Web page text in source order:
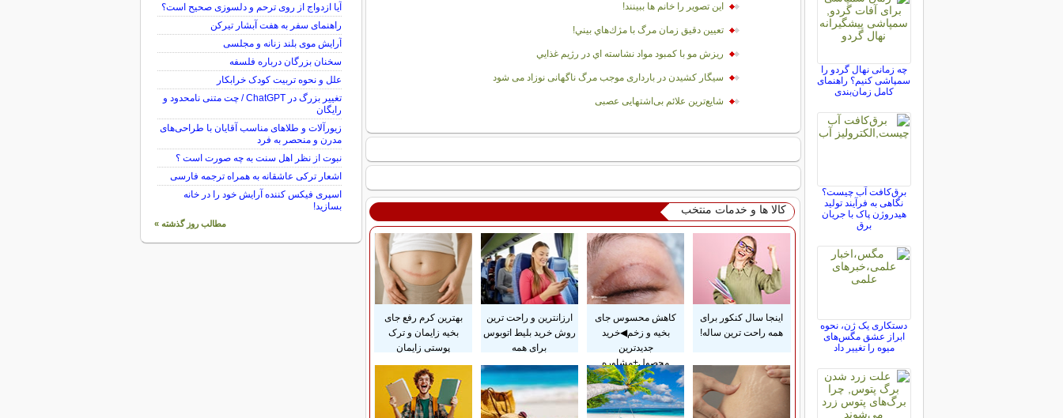
این تصویر را خانم ها ببینند!
تعيين دقيق زمان مرگ با مژك‌هاي بيني!
ريزش مو با کمبود مواد نشاسته اي در رژيم غذايي
سیگار کشیدن در بارداری موجب مرگ ناگهانی نوزاد می شود
شایع‌ترین علائم بی‌اشتهایی عصبی
کالا ها و خدمات منتخب
اینجا سال کنکور برای
همه راحت ترین ساله!
کاهش محسوس جای
بخیه و زخم◀خرید
جدیدترین
محصول+مشاوره
ارزانترین و راحت ترین
روش خرید بلیط اتوبوس
برای همه
بهترین کرم رفع جای
بخیه زایمان و ترک
پوستی زایمان
چه زمانی نهال گردو را
سمپاشی کنیم؟ راهنمای
کامل زمان‌بندی
برق‌کافت آب چیست؟
نگاهی به فرآیند تولید
هیدروژن پاک با جریان
برق
دستکاری یک ژن، نحوه
ابراز عشق مگس‌های
میوه را تغییر داد
آیا ازدواج از روی ترحم و دلسوزی صحیح است؟
راهنمای سفر به هفت آبشار تیرکن
آرایش موی بلند زنانه و مجلسی
سخنان بزرگان درباره فلسفه
علل و نحوه تربیت کودک خرابکار
تغییر بزرگ در ChatGPT / چت متنی نامحدود و
رایگان
زیورآلات و طلاهای مناسب آقایان با طراحی‌های
مدرن و منحصر به فرد
نبوت از نظر اهل سنت به چه صورت است ؟
اشعار ترکی عاشقانه به همراه ترجمه فارسی
اسپری فیکس کننده آرایش خود را در خانه
بسازید!
مطالب روز گذشته »